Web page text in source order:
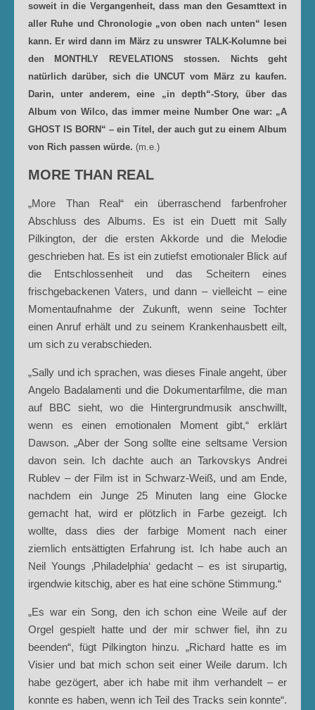
soweit in die Vergangenheit, dass man den Gesamttext in
aller Ruhe und Chronologie „von oben nach unten“ lesen
kann. Er wird dann im März zu unswrer TALK-Kolumne bei
den MONTHLY REVELATIONS stossen. Nichts geht
natürlich darüber, sich die UNCUT vom März zu kaufen.
Darin, unter anderem, eine „in depth“-Story, über das
Album von Wilco, das immer meine Number One war: „A
GHOST IS BORN“ – ein Titel, der auch gut zu einem Album
von Rich passen würde. (m.e.)
MORE THAN REAL
„More Than Real“ ein überraschend farbenfroher
Abschluss des Albums. Es ist ein Duett mit Sally
Pilkington, der die ersten Akkorde und die Melodie
geschrieben hat. Es ist ein zutiefst emotionaler Blick auf
die Entschlossenheit und das Scheitern eines
frischgebackenen Vaters, und dann – vielleicht – eine
Momentaufnahme der Zukunft, wenn seine Tochter
einen Anruf erhält und zu seinem Krankenhausbett eilt,
um sich zu verabschieden.
„Sally und ich sprachen, was dieses Finale angeht, über
Angelo Badalamenti und die Dokumentarfilme, die man
auf BBC sieht, wo die Hintergrundmusik anschwillt,
wenn es einen emotionalen Moment gibt,“ erklärt
Dawson. „Aber der Song sollte eine seltsame Version
davon sein. Ich dachte auch an Tarkovskys Andrei
Rublev – der Film ist in Schwarz-Weiß, und am Ende,
nachdem ein Junge 25 Minuten lang eine Glocke
gemacht hat, wird er plötzlich in Farbe gezeigt. Ich
wollte, dass dies der farbige Moment nach einer
ziemlich entsättigten Erfahrung ist. Ich habe auch an
Neil Youngs ‚Philadelphia‘ gedacht – es ist sirupartig,
irgendwie kitschig, aber es hat eine schöne Stimmung.“
„Es war ein Song, den ich schon eine Weile auf der
Orgel gespielt hatte und der mir schwer fiel, ihn zu
beenden“, fügt Pilkington hinzu. „Richard hatte es im
Visier und bat mich schon seit einer Weile darum. Ich
habe gezögert, aber ich habe mit ihm verhandelt – er
konnte es haben, wenn ich Teil des Tracks sein konnte“.